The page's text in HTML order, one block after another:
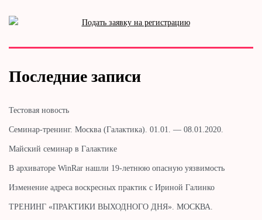
Последние записи
Тестовая новость
Cеминар-тренинг. Москва (Галактика). 01.01. — 08.01.2020.
Майский семинар в Галактике
В архиваторе WinRar нашли 19-летнюю опасную уязвимость
Изменение адреса воскресных практик с Ириной Галинко
ТРЕНИНГ «ПРАКТИКИ ВЫХОДНОГО ДНЯ». МОСКВА.